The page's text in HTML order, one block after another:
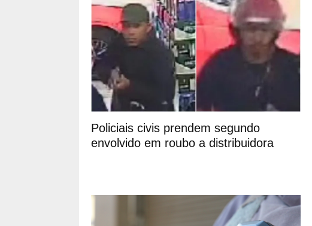
Policiais civis prendem segundo
envolvido em roubo a distribuidora